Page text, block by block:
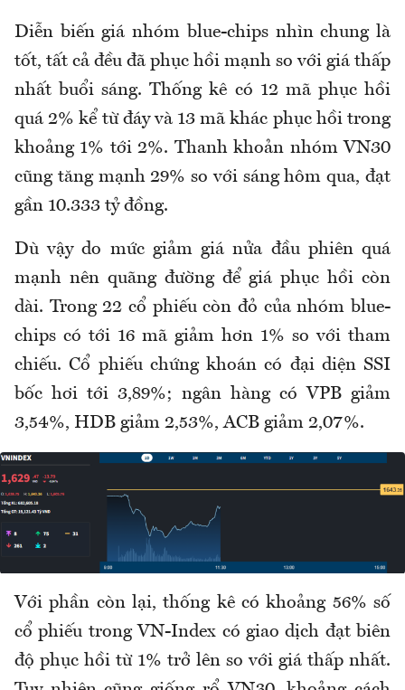
Diễn biến giá nhóm blue-chips nhìn chung là
tốt, tất cả đều đã phục hồi mạnh so với giá thấp
nhất buổi sáng. Thống kê có 12 mã phục hồi
quá 2% kể từ đáy và 13 mã khác phục hồi trong
khoảng 1% tới 2%. Thanh khoản nhóm VN30
cũng tăng mạnh 29% so với sáng hôm qua, đạt
gần 10.333 tỷ đồng.
Dù vậy do mức giảm giá nửa đầu phiên quá
mạnh nên quãng đường để giá phục hồi còn
dài. Trong 22 cổ phiếu còn đỏ của nhóm blue-
chips có tới 16 mã giảm hơn 1% so với tham
chiếu. Cổ phiếu chứng khoán có đại diện SSI
bốc hơi tới 3,89%; ngân hàng có VPB giảm
3,54%, HDB giảm 2,53%, ACB giảm 2,07%.
Với phần còn lại, thống kê có khoảng 56% số
cổ phiếu trong VN-Index có giao dịch đạt biên
độ phục hồi từ 1% trở lên so với giá thấp nhất.